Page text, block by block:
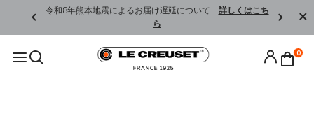
令和8年熊本地震によるお届け遅延について 詳しくはこち
ら
0